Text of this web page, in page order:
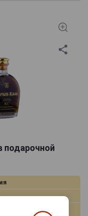
подарочной